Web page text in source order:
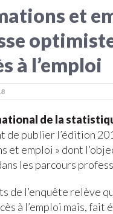
et
à l’emploi
de la
de publier l’édition
et emploi » dont
les parcours
de l’enquête relève
à l’emploi mais,